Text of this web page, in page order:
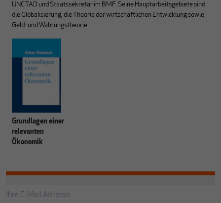
UNCTAD und Staatssekretär im BMF. Seine Hauptarbeitsgebiete sind
die Globalisierung, die Theorie der wirtschaftlichen Entwicklung sowie
Geld- und Währungstheorie.
Grundlagen einer
relevanten
Ökonomik